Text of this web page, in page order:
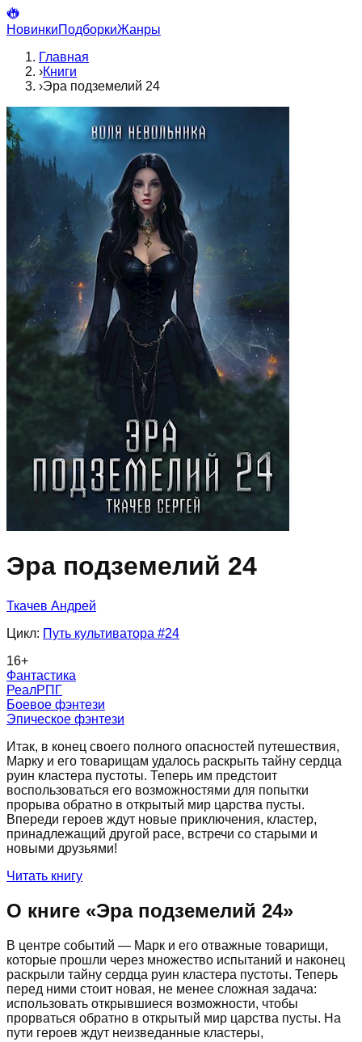
НовинкиПодборкиЖанры
Главная
›Книги
›Эра подземелий 24
Эра подземелий 24
Ткачев Андрей
Цикл: Путь культиватора #24
16+
Фантастика
РеалРПГ
Боевое фэнтези
Эпическое фэнтези
Итак, в конец своего полного опасностей путешествия,
Марку и его товарищам удалось раскрыть тайну сердца
руин кластера пустоты. Теперь им предстоит
воспользоваться его возможностями для попытки
прорыва обратно в открытый мир царства пусты.
Впереди героев ждут новые приключения, кластер,
принадлежащий другой расе, встречи со старыми и
новыми друзьями!
Читать книгу
О книге «Эра подземелий 24»
В центре событий — Марк и его отважные товарищи,
которые прошли через множество испытаний и наконец
раскрыли тайну сердца руин кластера пустоты. Теперь
перед ними стоит новая, не менее сложная задача:
использовать открывшиеся возможности, чтобы
прорваться обратно в открытый мир царства пусты. На
пути героев ждут неизведанные кластеры,